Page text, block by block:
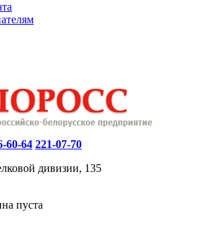
60-64 221-07-70
дивизии, 135
пуста